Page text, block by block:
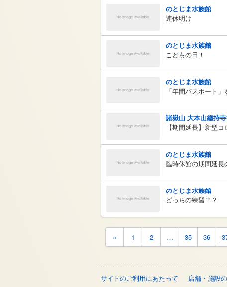
のとじま水族館
連休明け
のとじま水族館
こどもの日！
のとじま水族館
「年間パスポート
諸嶽山 大本山總持
【期間延長】新型
のとじま水族館
臨時休館の期間延長
のとじま水族館
どっちの練習？？
« 1 2 … 35 36
サイトのご利用にあたって
店舗・施設